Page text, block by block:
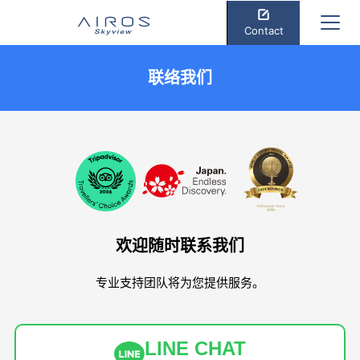
Contact
联络我们
欢迎随时联系我们
专业支持团队将为您提供服务。
LINE CHAT